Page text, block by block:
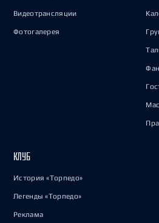
Видеотрансляции
Фотогалерея
КЛУБ
История «Торпедо»
Легенды «Торпедо»
Реклама